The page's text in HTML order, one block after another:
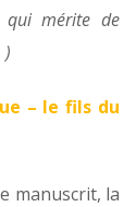
mérite de
)
– le fils du
manuscrit, la